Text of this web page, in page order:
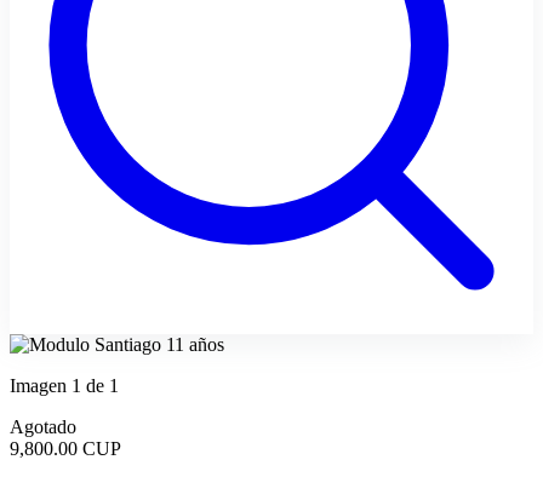
Imagen 1 de 1
Agotado
9,800.00 CUP